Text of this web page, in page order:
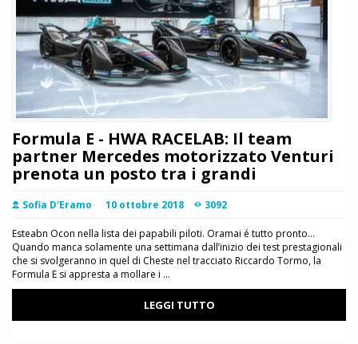
Formula E - HWA RACELAB: Il team
partner Mercedes motorizzato Venturi
prenota un posto tra i grandi
Sofia D'Eramo 10 ottobre 2018 3092
Esteabn Ocon nella lista dei papabili piloti. Oramai é tutto pronto...
Quando manca solamente una settimana dall’inizio dei test prestagionali
che si svolgeranno in quel di Cheste nel tracciato Riccardo Tormo, la
Formula E si appresta a mollare i ...
LEGGI TUTTO